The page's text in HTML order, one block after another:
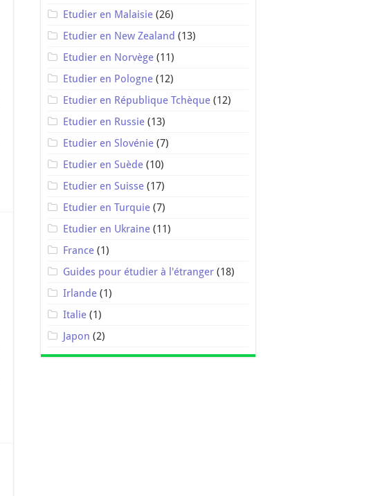
Etudier en Malaisie(26)
Etudier en New Zealand (13)
Etudier en Norvège(11)
Etudier en Pologne(12)
Etudier en République Tchèque(12)
Etudier en Russie(13)
Etudier en Slovénie(7)
Etudier en Suède(10)
Etudier en Suisse(17)
Etudier en Turquie(7)
Etudier en Ukraine(11)
France(1)
Guides pour étudier à l'étranger(18)
Irlande(1)
Italie(1)
Japon (2)